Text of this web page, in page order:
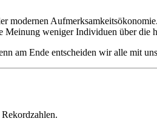
modernen
weniger Individuen über die
am Ende entscheiden wir alle mit
Rekordzahlen.